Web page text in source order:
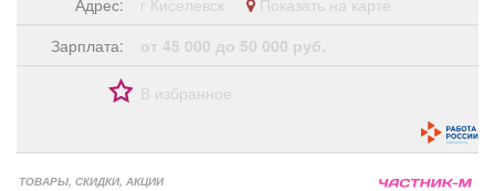
Адрес:
г Киселевск
Показать на карте
Зарплата:
от 45 000 до 50 000 руб.
В избранное
ТОВАРЫ, СКИДКИ, АКЦИИ